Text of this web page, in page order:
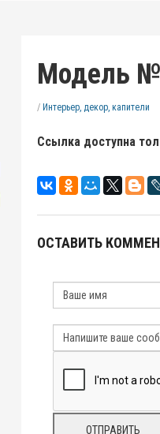
Модель
/ Интерьер, декор, капители
Ссылка доступна
ОСТАВИТЬ